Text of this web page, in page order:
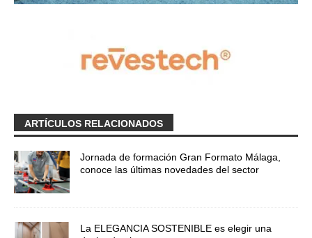
ARTÍCULOS RELACIONADOS
Jornada de formación Gran Formato Málaga,
conoce las últimas novedades del sector
La ELEGANCIA SOSTENIBLE es elegir una